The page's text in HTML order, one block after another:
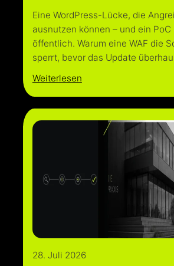
Eine WordPress-Lücke, die
ausnutzen können – und ein
öffentlich. Warum eine WAF die
sperrt, bevor das Update
Weiterlesen
28. Juli 2026